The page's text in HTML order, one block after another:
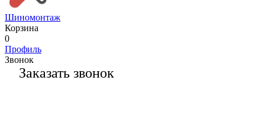
Шиномонтаж
Корзина
0
Профиль
Звонок
Заказать звонок